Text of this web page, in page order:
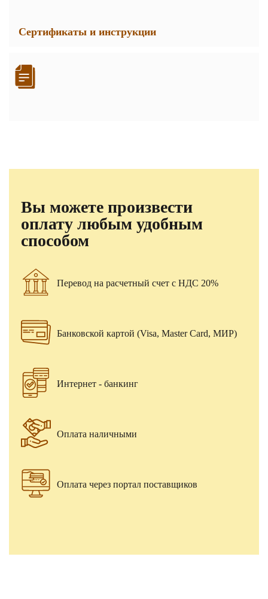
Сертификаты и инструкции
Вы можете произвести
оплату любым удобным
способом
Перевод на расчетный счет с НДС 20%
Банковской картой (Visa, Master Card, МИР)
Интернет - банкинг
Оплата наличными
Оплата через портал поставщиков